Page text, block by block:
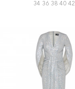
34 36 38 40 42